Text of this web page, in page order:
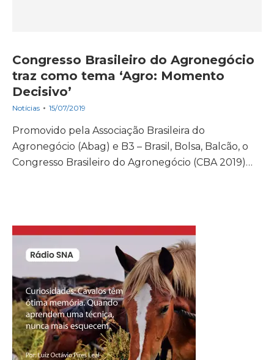
Congresso Brasileiro do Agronegócio
traz como tema ‘Agro: Momento
Decisivo’
Notícias 15/07/2019
Promovido pela Associação Brasileira do
Agronegócio (Abag) e B3 – Brasil, Bolsa, Balcão, o
Congresso Brasileiro do Agronegócio (CBA 2019)…